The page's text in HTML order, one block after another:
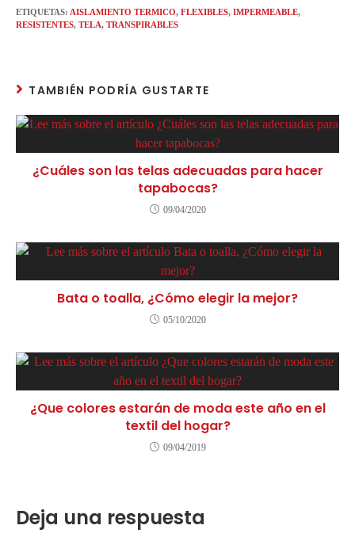
ETIQUETAS: AISLAMIENTO TERMICO, FLEXIBLES, IMPERMEABLE,
RESISTENTES, TELA, TRANSPIRABLES
TAMBIÉN PODRÍA GUSTARTE
¿Cuáles son las telas adecuadas para hacer
tapabocas?
09/04/2020
Bata o toalla, ¿Cómo elegir la mejor?
05/10/2020
¿Que colores estarán de moda este año en el
textil del hogar?
09/04/2019
Deja una respuesta